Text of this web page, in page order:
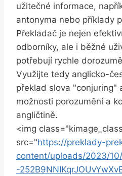
užitečné informace,
antonyma nebo příklady
Překladač je nejen
odborníky, ale i běžné
potřebují rychle
Využijte tedy anglicko-
překlad slova "conjuring"
možnosti porozumění a
angličtině.
<img
src="https://preklady-
content/uploads/2023/10/
-